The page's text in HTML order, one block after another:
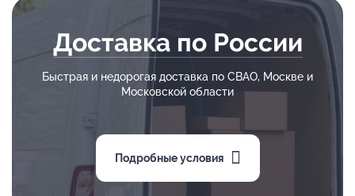
Доставка по России
Быстрая и недорогая доставка по СВАО, Москве и
Московской области
Подробные условия